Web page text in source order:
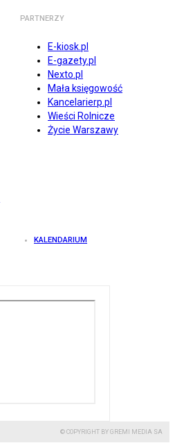
PARTNERZY
E-kiosk.pl
E-gazety.pl
Nexto.pl
Mała księgowość
Kancelarierp.pl
Wieści Rolnicze
Życie Warszawy
KALENDARIUM
© COPYRIGHT BY GREMI MEDIA SA